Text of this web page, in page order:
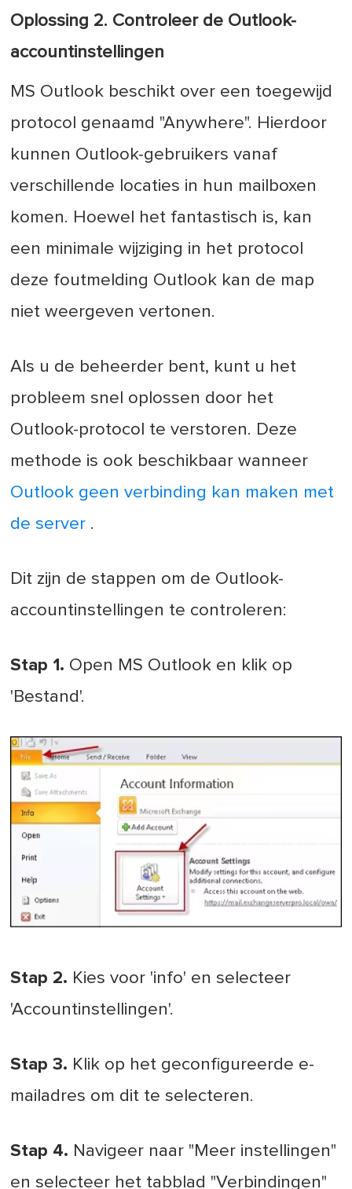
Oplossing 2. Controleer de Outlook-
accountinstellingen
MS Outlook beschikt over een toegewijd
protocol genaamd "Anywhere". Hierdoor
kunnen Outlook-gebruikers vanaf
verschillende locaties in hun mailboxen
komen. Hoewel het fantastisch is, kan
een minimale wijziging in het protocol
deze foutmelding Outlook kan de map
niet weergeven vertonen.
Als u de beheerder bent, kunt u het
probleem snel oplossen door het
Outlook-protocol te verstoren. Deze
methode is ook beschikbaar wanneer
Outlook geen verbinding kan maken met
de server .
Dit zijn de stappen om de Outlook-
accountinstellingen te controleren:
Stap 1. Open MS Outlook en klik op
'Bestand'.
Stap 2. Kies voor 'info' en selecteer
'Accountinstellingen'.
Stap 3. Klik op het geconfigureerde e-
mailadres om dit te selecteren.
Stap 4. Navigeer naar "Meer instellingen"
en selecteer het tabblad "Verbindingen"